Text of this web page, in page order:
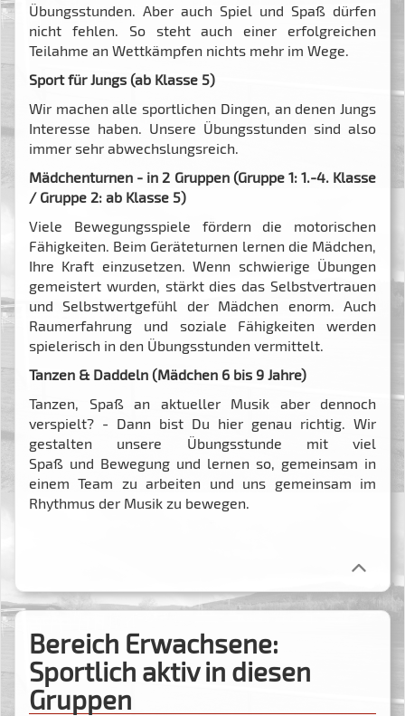
Übungsstunden. Aber auch Spiel und Spaß dürfen
nicht fehlen. So steht auch einer erfolgreichen
Teilahme an Wettkämpfen nichts mehr im Wege.
Sport für Jungs (ab Klasse 5)
Wir machen alle sportlichen Dingen, an denen Jungs
Interesse haben. Unsere Übungsstunden sind also
immer sehr abwechslungsreich.
Mädchenturnen - in 2 Gruppen (Gruppe 1: 1.-4. Klasse
/ Gruppe 2: ab Klasse 5)
Viele Bewegungsspiele fördern die motorischen
Fähigkeiten. Beim Geräteturnen lernen die Mädchen,
Ihre Kraft einzusetzen. Wenn schwierige Übungen
gemeistert wurden, stärkt dies das Selbstvertrauen
und Selbstwertgefühl der Mädchen enorm. Auch
Raumerfahrung und soziale Fähigkeiten werden
spielerisch in den Übungsstunden vermittelt.
Tanzen & Daddeln (Mädchen 6 bis 9 Jahre)
Tanzen, Spaß an aktueller Musik aber dennoch
verspielt? - Dann bist Du hier genau richtig. Wir
gestalten unsere Übungsstunde mit viel
Spaß und Bewegung und lernen so, gemeinsam in
einem Team zu arbeiten und uns gemeinsam im
Rhythmus der Musik zu bewegen.
Bereich Erwachsene:
Sportlich aktiv in diesen
Gruppen